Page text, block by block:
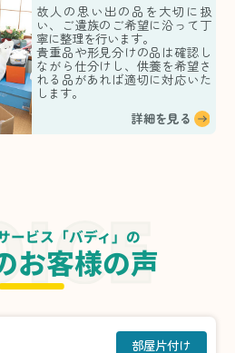
故人の思い出の品を大切に扱
い、ご遺族のご希望に沿って丁
寧に整理を行います。
貴重品や形見分けの品は確認し
ながら仕分けし、供養を希望さ
れる品があれば適切に対応いた
します。
詳細を見る
ービス「バディ」の
お客様の声
部屋片付け